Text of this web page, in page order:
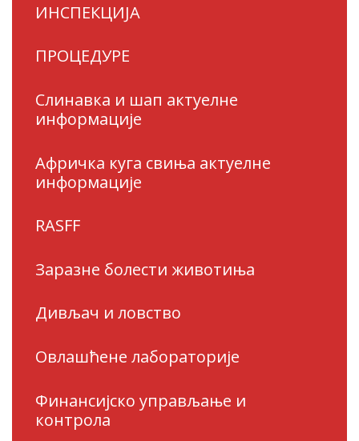
ИНСПЕКЦИЈА
ПРОЦЕДУРЕ
Слинавка и шап актуелне
информације
Афричка куга свиња актуелне
информације
RASFF
Заразне болести животиња
Дивљач и ловство
Овлашћене лабораторије
Финансијско управљање и
контрола